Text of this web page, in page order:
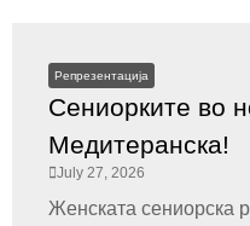
Репрезентација
Сениорките во
Медитеранска!
July 27, 2026
Женската сениорска